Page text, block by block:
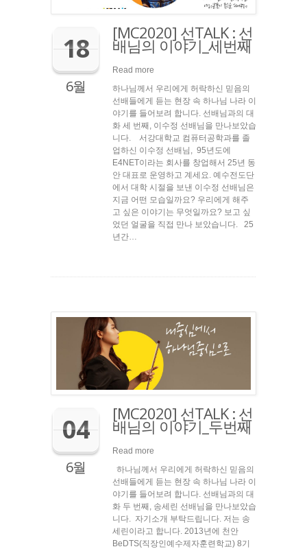
18
6월
[MC2020] 선TALK : 선
배님의 이야기_세번째
Read more
하나님께서 우리에게 허락하신 믿음의
선배들에게 듣는 현장 속 하나님 나라 이
야기를 들어보려 합니다. 선배님과의 대
화 세 번째, 이수정 선배님을 만나보았습
니다. 서강대학교 컴퓨터공학과를 졸
업하신 이수정 선배님, 95년도에
E4NET이라는 회사를 창업해서 25년 동
안 대표로 운영하고 계세요. 예수전도단
에서 대학 시절을 보낸 이수정 선배님은
지금 어떤 모습일까요? 우리에게 해주
고 싶은 이야기는 무엇일까요? 보고 싶
었던 얼굴을 직접 만나 보았습니다. 25
년간…
04
6월
[MC2020] 선TALK : 선
배님의 이야기_두번째
Read more
하나님께서 우리에게 허락하신 믿음의
선배들에게 듣는 현장 속 하나님 나라 이
야기를 들어보려 합니다. 선배님과의 대
화 두 번째, 송세린 선배님을 만나보았습
니다. 자기소개 부탁드립니다. 저는 송
세린이라고 합니다. 2013년에 천안
BeDTS(직장인예수제자훈련학교) 8기